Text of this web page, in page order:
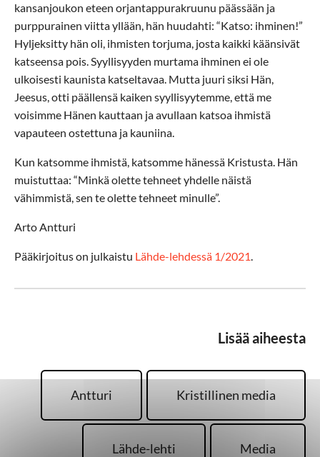
kansanjoukon eteen orjantappurakruunu päässään ja
purppurainen viitta yllään, hän huudahti: “Katso: ihminen!”
Hyljeksitty hän oli, ihmisten torjuma, josta kaikki käänsivät
katseensa pois. Syyllisyyden murtama ihminen ei ole
ulkoisesti kaunista katseltavaa. Mutta juuri siksi Hän,
Jeesus, otti päällensä kaiken syyllisyytemme, että me
voisimme Hänen kauttaan ja avullaan katsoa ihmistä
vapauteen ostettuna ja kauniina.
Kun katsomme ihmistä, katsomme hänessä Kristusta. Hän
muistuttaa: “Minkä olette tehneet yhdelle näistä
vähimmistä, sen te olette tehneet minulle”.
Arto Antturi
Pääkirjoitus on julkaistu Lähde-lehdessä 1/2021
Lisää aiheesta
Antturi Kristillinen media
Lähde-lehti Media